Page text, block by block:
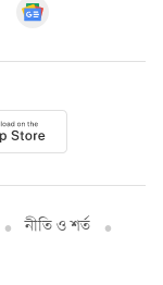
নীতি ও শর্ত